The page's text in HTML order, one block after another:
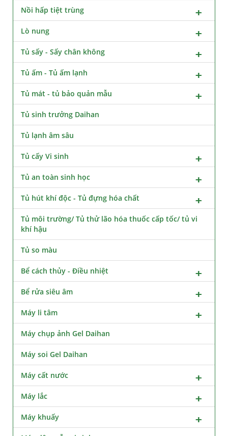
Nồi hấp tiệt trùng
Lò nung
Tủ sấy - Sấy chân không
Tủ ấm - Tủ ấm lạnh
Tủ mát - tủ bảo quản mẫu
Tủ sinh trưởng Daihan
Tủ lạnh âm sâu
Tủ cấy Vi sinh
Tủ an toàn sinh học
Tủ hút khí độc - Tủ đựng hóa chất
Tủ môi trường/ Tủ thử lão hóa thuốc cấp tốc/ tủ vi
khí hậu
Tủ so màu
Bể cách thủy - Điều nhiệt
Bể rửa siêu âm
Máy li tâm
Máy chụp ảnh Gel Daihan
Máy soi Gel Daihan
Máy cất nước
Máy lắc
Máy khuấy